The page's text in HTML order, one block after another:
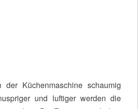
Küchenmaschine schaumig
und luftiger werden die